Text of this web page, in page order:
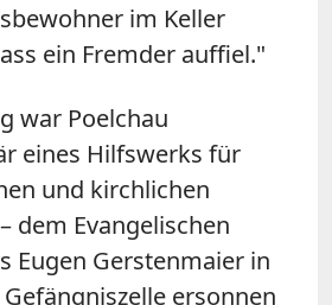
im Keller
ein Fremder auffiel."
war Poelchau
eines Hilfswerks für
und kirchlichen
dem Evangelischen
Eugen Gerstenmaier in
ersonnen